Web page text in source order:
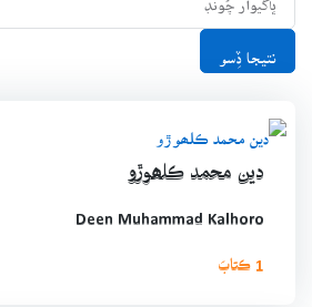
نتيجا ڏِسو
دين محمد ڪلھوڙو
Deen Muhammad Kalhoro
1 ڪتابَ